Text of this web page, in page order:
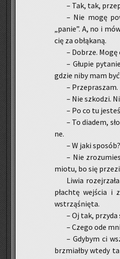
– Tak, tak,
– Nie mogę
„panie”. A, no i
cię za obłą­ka­ną.
– Do­brze. Mogę
– Głu­pie
gdzie niby mam
– Prze­pra­szam.
– Nie szko­dzi.
– Po co tu
– To dia­dem,
ne.
– W jaki spo­sób?
– Nie
mio­tu, bo się
Liwia
płach­tę wej­ścia i
wstrzą­śnię­ta.
– Oj tak, przy­da
– Czego ode
– Gdy­bym ci
brzmiał­by wtedy